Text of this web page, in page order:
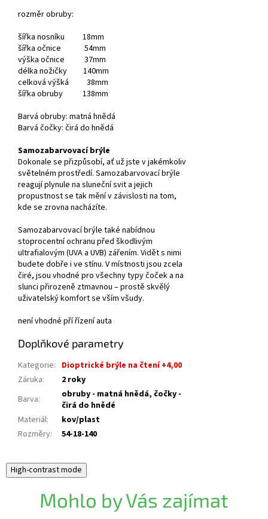
rozměr obruby:
šířka nosníku 18mm
šířka očnice 54mm
výška očnice 37mm
délka nožičky 140mm
celková výšká 38mm
šířka obruby 138mm
Barvá obruby: matná hnědá
Barvá čočky: čirá do hnědá
Samozabarvovací brýle
Dokonale se přizpůsobí, ať už jste v jakémkoliv
světelném prostředí. Samozabarvovací brýle
reagují plynule na sluneční svit a jejich
propustnost se tak mění v závislosti na tom,
kde se zrovna nacházíte.
Samozabarvovací brýle také nabídnou
stoprocentní ochranu před škodlivým
ultrafialovým (UVA a UVB) zářením. Vidět s nimi
budete dobře i ve stínu. V místnosti jsou zcela
čiré, jsou vhodné pro všechny typy čoček a na
slunci přirozeně ztmavnou – prostě skvělý
uživatelský komfort se vším všudy.
není vhodné pří řízení auta
Doplňkové parametry
Kategorie: Dioptrické brýle na čtení +4,00
Záruka:
2 roky
Barva:
obruby - matná hnědá, čočky -
čirá do hnědé
Materiál:
kov/plast
Rozměry: 54-18-140
High-contrast mode
Mohlo by Vás zajímat